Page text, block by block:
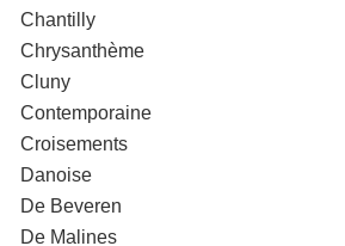
Chantilly
Chrysanthème
Cluny
Contemporaine
Croisements
Danoise
De Beveren
De Malines